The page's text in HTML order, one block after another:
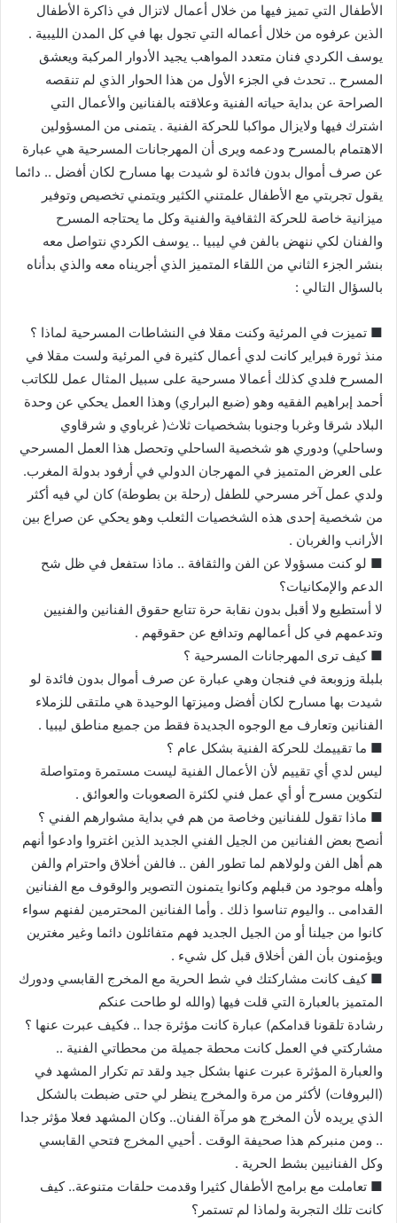
الأطفال التي تميز فيها من خلال أعمال لاتزال في ذاكرة الأطفال
الذين عرفوه من خلال أعماله التي تجول بها في كل المدن الليبية .
يوسف الكردي فنان متعدد المواهب يجيد الأدوار المركبة ويعشق
المسرح .. تحدث في الجزء الأول من هذا الحوار الذي لم تنقصه
الصراحة عن بداية حياته الفنية وعلاقته بالفنانين والأعمال التي
اشترك فيها ولايزال مواكبا للحركة الفنية . يتمنى من المسؤولين
الاهتمام بالمسرح ودعمه ويرى أن المهرجانات المسرحية هي عبارة
عن صرف أموال بدون فائدة لو شيدت بها مسارح لكان أفضل .. دائما
يقول تجربتي مع الأطفال علمتني الكثير ويتمني تخصيص وتوفير
ميزانية خاصة للحركة الثقافية والفنية وكل ما يحتاجه المسرح
والفنان لكي ننهض بالفن في ليبيا .. يوسف الكردي نتواصل معه
بنشر الجزء الثاني من اللقاء المتميز الذي أجريناه معه والذي بدأناه
بالسؤال التالي :
■ تميزت في المرئية وكنت مقلا في النشاطات المسرحية لماذا ؟
منذ ثورة فبراير كانت لدي أعمال كثيرة في المرئية ولست مقلا في
المسرح فلدي كذلك أعمالا مسرحية على سبيل المثال عمل للكاتب
أحمد إبراهيم الفقيه وهو (ضبع البراري) وهذا العمل يحكي عن وحدة
البلاد شرقا وغربا وجنوبا بشخصيات ثلاث( غرباوي و شرقاوي
وساحلي) ودوري هو شخصية الساحلي وتحصل هذا العمل المسرحي
على العرض المتميز في المهرجان الدولي في أرفود بدولة المغرب.
ولدي عمل آخر مسرحي للطفل (رحلة بن بطوطة) كان لي فيه أكثر
من شخصية إحدى هذه الشخصيات الثعلب وهو يحكي عن صراع بين
الأرانب والغربان .
■ لو كنت مسؤولا عن الفن والثقافة .. ماذا ستفعل في ظل شح
الدعم والإمكانيات؟
لا أستطيع ولا أقبل بدون نقابة حرة تتابع حقوق الفنانين والفنيين
وتدعمهم في كل أعمالهم وتدافع عن حقوقهم .
■ كيف ترى المهرجانات المسرحية ؟
بلبلة وزوبعة في فنجان وهي عبارة عن صرف أموال بدون فائدة لو
شيدت بها مسارح لكان أفضل وميزتها الوحيدة هي ملتقى للزملاء
الفنانين وتعارف مع الوجوه الجديدة فقط من جميع مناطق ليبيا .
■ ما تقييمك للحركة الفنية بشكل عام ؟
ليس لدي أي تقييم لأن الأعمال الفنية ليست مستمرة ومتواصلة
لتكوين مسرح أو أي عمل فني لكثرة الصعوبات والعوائق .
■ ماذا تقول للفنانين وخاصة من هم في بداية مشوارهم الفني ؟
أنصح بعض الفنانين من الجيل الفني الجديد الذين اغتروا وادعوا أنهم
هم أهل الفن ولولاهم لما تطور الفن .. فالفن أخلاق واحترام والفن
وأهله موجود من قبلهم وكانوا يتمنون التصوير والوقوف مع الفنانين
القدامى .. واليوم تناسوا ذلك . وأما الفنانين المحترمين لفنهم سواء
كانوا من جيلنا أو من الجيل الجديد فهم متفائلون دائما وغير مغترين
ويؤمنون بأن الفن أخلاق قبل كل شيء .
■ كيف كانت مشاركتك في شط الحرية مع المخرج القابسي ودورك
المتميز بالعبارة التي قلت فيها (والله لو طاحت عنكم
رشادة تلقونا قدامكم) عبارة كانت مؤثرة جدا .. فكيف عبرت عنها ؟
مشاركتي في العمل كانت محطة جميلة من محطاتي الفنية ..
والعبارة المؤثرة عبرت عنها بشكل جيد ولقد تم تكرار المشهد في
(البروفات) لأكثر من مرة والمخرج ينظر لي حتى ضبطت بالشكل
الذي يريده لأن المخرج هو مرآة الفنان.. وكان المشهد فعلا مؤثر جدا
.. ومن منبركم هذا صحيفة الوقت . أحيي المخرج فتحي القابسي
وكل الفنانيين بشط الحرية .
■ تعاملت مع برامج الأطفال كثيرا وقدمت حلقات متنوعة.. كيف
كانت تلك التجربة ولماذا لم تستمر؟